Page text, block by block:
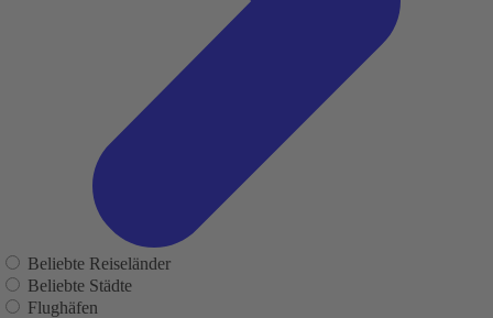
Beliebte Reiseländer
Beliebte Städte
Flughäfen